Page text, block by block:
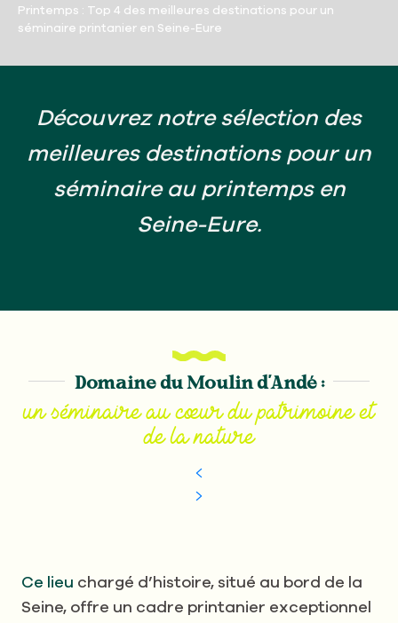
Printemps : Top 4 des meilleures destinations pour un
séminaire printanier en Seine-Eure
Découvrez notre sélection des
meilleures destinations pour un
séminaire au printemps en
Seine-Eure.
Domaine du Moulin d’Andé :
un séminaire au cœur du patrimoine et
de la nature
Ce lieu chargé d’histoire, situé au bord de la
Seine, offre un cadre printanier exceptionnel